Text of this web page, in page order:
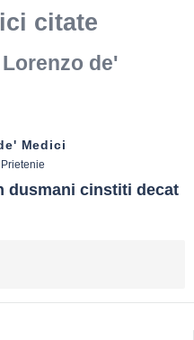
citate
de'
Medici
Prietenie
dusmani cinstiti decat